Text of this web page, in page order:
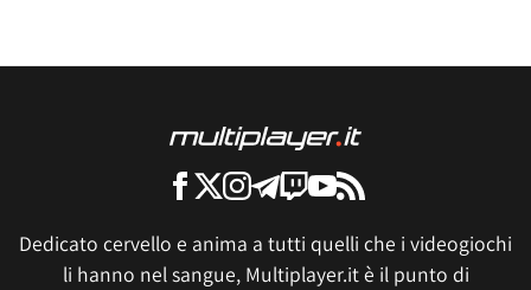
Dedicato cervello e anima a tutti quelli che i videogiochi
li hanno nel sangue, Multiplayer.it è il punto di